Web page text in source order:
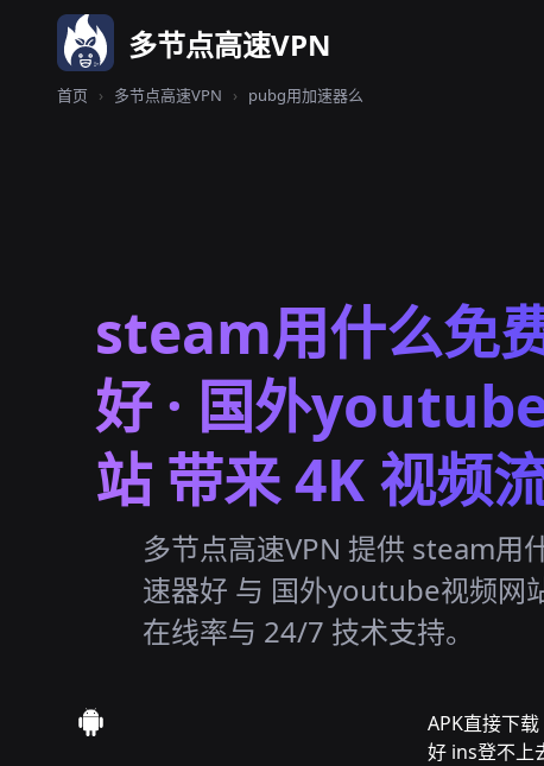
多节点高速VPN
首页 › 多节点高速VPN › pubg用加速器么
steam用什么免
好 · 国外
站 带来 4K 视频
多节点高速VPN 提供 steam用
速器好 与 国外youtube视频网
在线率与 24/7 技术支持。
APK直接下
好 ins登不上